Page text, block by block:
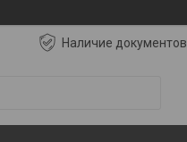
Наличие документов